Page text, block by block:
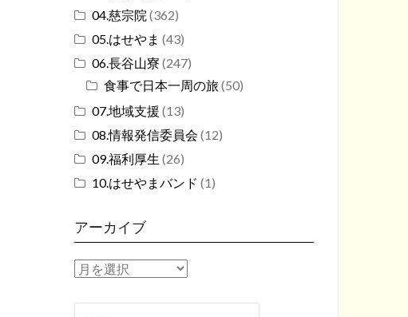
04.慈宗院 (362)
05.はせやま (43)
06.長谷山寮 (247)
食事で日本一周の旅 (50)
07.地域支援 (13)
08.情報発信委員会 (12)
09.福利厚生 (26)
10.はせやまバンド (1)
アーカイブ
ア
カ